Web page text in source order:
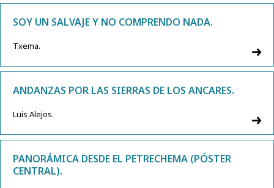
SOY UN SALVAJE Y NO COMPRENDO NADA.
Txema.
ANDANZAS POR LAS SIERRAS DE LOS ANCARES.
Luis Alejos.
PANORÁMICA DESDE EL PETRECHEMA (PÓSTER
CENTRAL).